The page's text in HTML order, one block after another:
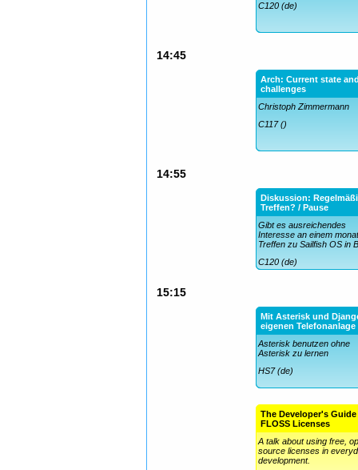
C120 (de)
14:45
Arch: Current state
challenges
Christoph Zimmermann
C117 ()
14:55
Diskussion:
Treffen? / Pause
Gibt es ausreichendes
Interesse an einem
Treffen zu Sailfish OS in
C120 (de)
15:15
Mit Asterisk und
eigenen Telefonanlage
Asterisk benutzen ohne
Asterisk zu lernen
HS7 (de)
The Developer's
FLOSS Licenses
A talk about using free,
source licenses in
development.